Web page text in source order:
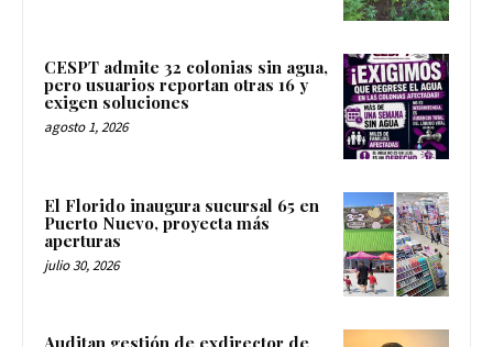
CESPT admite 32 colonias sin agua,
pero usuarios reportan otras 16 y
exigen soluciones
agosto 1, 2026
El Florido inaugura sucursal 65 en
Puerto Nuevo, proyecta más
aperturas
julio 30, 2026